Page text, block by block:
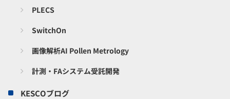
PLECS
SwitchOn
画像解析AI Pollen Metrology
計測・FAシステム受託開発
KESCOブログ